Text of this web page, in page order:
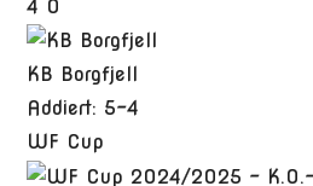
4 0
KB Borgfjell
Addiert: 5-4
WF Cup